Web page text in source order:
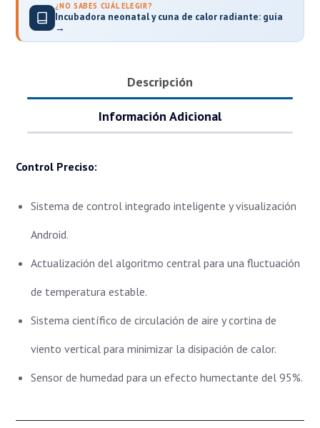
¿NO SABES CUÁL ELEGIR?
Incubadora neonatal y cuna de calor radiante: guía
→
Descripción
Información Adicional
Control Preciso:
Sistema de control integrado inteligente y visualización
Android.
Actualización del algoritmo central para una fluctuación
de temperatura estable.
Sistema científico de circulación de aire y cortina de
viento vertical para minimizar la disipación de calor.
Sensor de humedad para un efecto humectante del 95%.